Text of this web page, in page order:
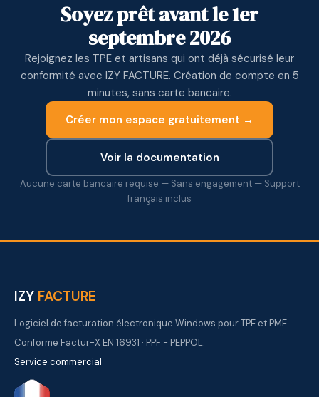
Soyez prêt avant le 1er
septembre 2026
Rejoignez les TPE et artisans qui ont déjà sécurisé leur
conformité avec IZY FACTURE. Création de compte en 5
minutes, sans carte bancaire.
Créer mon espace gratuitement →
Voir la documentation
Aucune carte bancaire requise — Sans engagement — Support
français inclus
IZY FACTURE
Logiciel de facturation électronique Windows pour TPE et PME.
Conforme Factur-X EN 16931 · PPF - PEPPOL.
Service commercial